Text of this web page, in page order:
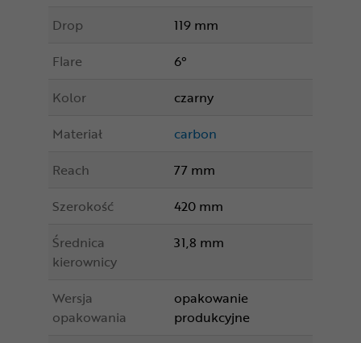
Drop
119 mm
Flare
6°
Kolor
czarny
Materiał
carbon
Reach
77 mm
Szerokość
420 mm
Średnica
kierownicy
31,8 mm
Wersja
opakowania
opakowanie
produkcyjne